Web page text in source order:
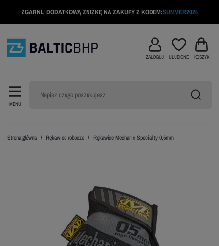
ZGARNIJ DODATKOWĄ ZNIŻKĘ NA ZAKUPY Z KODEM:SUMMER2026
MENU
ZALOGUJ ULUBIONE KOSZYK
Strona główna Rękawice robocze Rękawice Mechanix Speciality 0,5mm